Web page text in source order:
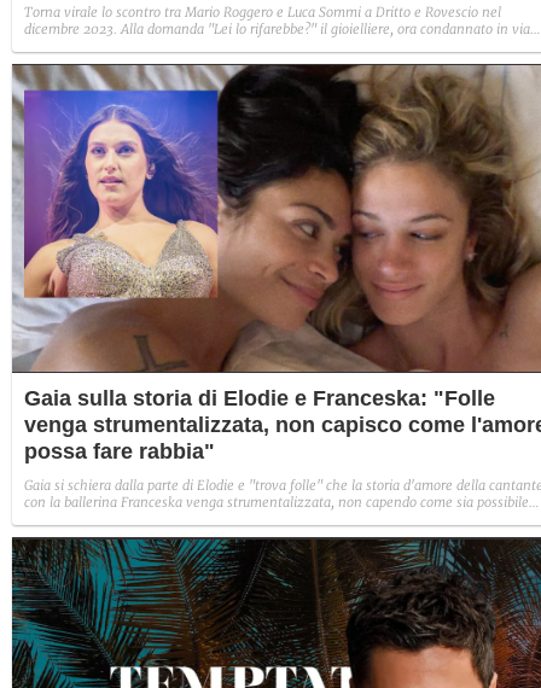
Torna virale lo scontro tra Mario Roggero e Luca Sommi a Dritto e Rovescio nel
dicembre 2023. Alla domanda "Lei lo rifarebbe?" il gioielliere, ora condannato in via
Gaia sulla storia di Elodie e Franceska: "Folle
venga strumentalizzata, non capisco come
possa fare rabbia"
Gaia si schiera dalla parte di Elodie e "trova folle" che la storia d'amore della
con la ballerina Franceska venga strumentalizzata, non capendo come sia possibile